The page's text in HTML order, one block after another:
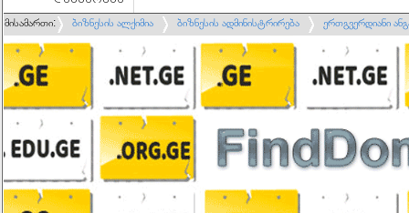
მისამართი: ბიზნესის ალქიმია ბიზნესის ადმინისტრირება ერთგვერდიანი